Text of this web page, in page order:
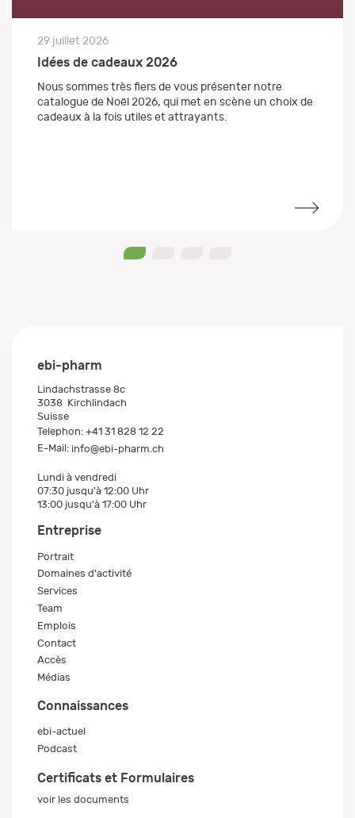
29 juillet 2026
Idées de cadeaux 2026
Nous sommes très fiers de vous présenter notre
catalogue de Noël 2026, qui met en scène un choix de
cadeaux à la fois utiles et attrayants.
ebi-pharm
Lindachstrasse 8c
3038 Kirchlindach
Suisse
Telephon: +41 31 828 12 22
E-Mail: info@ebi-pharm.ch
Lundi à vendredi
07:30 jusqu'à 12:00 Uhr
13:00 jusqu'à 17:00 Uhr
Entreprise
Portrait
Domaines d'activité
Services
Team
Emplois
Contact
Accès
Médias
Connaissances
ebi-actuel
Podcast
Certificats et Formulaires
voir les documents